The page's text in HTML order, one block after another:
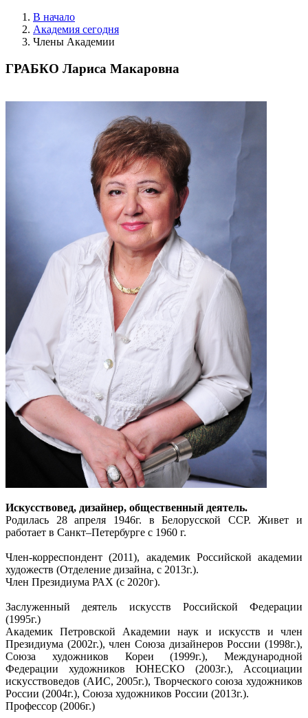
В начало
Академия сегодня
Члены Академии
ГРАБКО Лариса Макаровна
Искусствовед, дизайнер, общественный деятель.
Родилась 28 апреля 1946г. в Белорусской ССР. Живет и
работает в Санкт–Петербурге с 1960 г.
Член-корреспондент (2011), академик Российской академии
художеств (Отделение дизайна, с 2013г.).
Член Президиума РАХ (с 2020г).
Заслуженный деятель искусств Российской Федерации
(1995г.)
Академик Петровской Академии наук и искусств и член
Президиума (2002г.), член Союза дизайнеров России (1998г.),
Союза художников Кореи (1999г.), Международной
Федерации художников ЮНЕСКО (2003г.), Ассоциации
искусствоведов (АИС, 2005г.), Творческого союза художников
России (2004г.), Союза художников России (2013г.).
Профессор (2006г.)